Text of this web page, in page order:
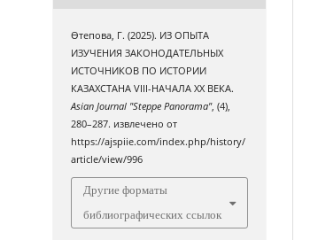
Өтепова, Г. (2025). ИЗ ОПЫТА
ИЗУЧЕНИЯ ЗАКОНОДАТЕЛЬНЫХ
ИСТОЧНИКОВ ПО ИСТОРИИ
КАЗАХСТАНА VIII-НАЧАЛА XX ВЕКА.
Asian Journal "Steppe Panorama", (4),
280–287. извлечено от
https://ajspiie.com/index.php/history/
article/view/996
Другие форматы
библиографических ссылок